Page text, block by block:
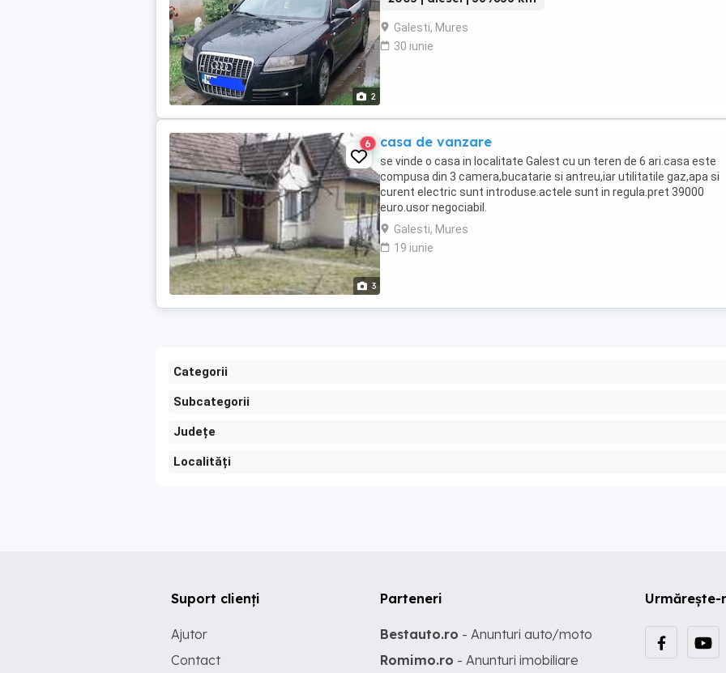
2
Galesti, Mures
30 iunie
3
6 casa de vanzare
se vinde o casa in localitate Galest cu un teren de 6 ari.casa este
compusa din 3 camera,bucatarie si antreu,iar utilitatile gaz,apa si
curent electric sunt introduse.actele sunt in regula.pret 39000
euro.usor negociabil.
Galesti, Mures
19 iunie
Categorii
Subcategorii
Județe
Localități
Urmărește-
Suport clienți
Ajutor
Contact
Parteneri
Bestauto.ro - Anunturi auto/moto
Romimo.ro - Anunturi imobiliare